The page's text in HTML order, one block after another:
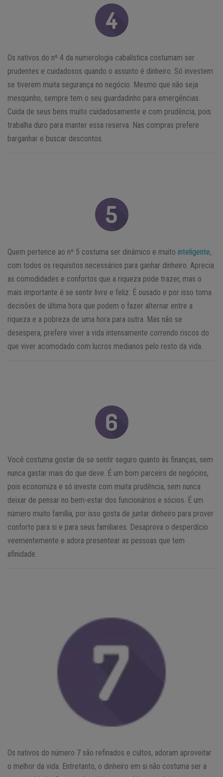
Os nativos do nº 4 da numerologia cabalística costumam ser
prudentes e cuidadosos quando o assunto é dinheiro. Só investem
se tiverem muita segurança no negócio. Mesmo que não seja
mesquinho, sempre tem o seu guardadinho para emergências.
Cuida de seus bens muito cuidadosamente e com prudência, pois
trabalha duro para manter essa reserva. Nas compras prefere
barganhar e buscar descontos.
Quem pertence ao nº 5 costuma ser dinâmico e muito inteligente,
com todos os requisitos necessários para ganhar dinheiro. Aprecia
as comodidades e confortos que a riqueza pode trazer, mas o
mais importante é se sentir livre e feliz. É ousado e por isso toma
decisões de última hora que podem o fazer alternar entre a
riqueza e a pobreza de uma hora para outra. Mas não se
desespera, prefere viver a vida intensamente correndo riscos do
que viver acomodado com lucros medianos pelo resto da vida.
Você costuma gostar de se sentir seguro quanto às finanças, sem
nunca gastar mais do que deve. É um bom parceiro de negócios,
pois economiza e só investe com muita prudência, sem nunca
deixar de pensar no bem-estar dos funcionários e sócios. É um
número muito família, por isso gosta de juntar dinheiro para prover
conforto para si e para seus familiares. Desaprova o desperdício
veementemente e adora presentear as pessoas que tem
afinidade.
Os nativos do número 7 são refinados e cultos, adoram aproveitar
o melhor da vida. Entretanto, o dinheiro em si não costuma ser a